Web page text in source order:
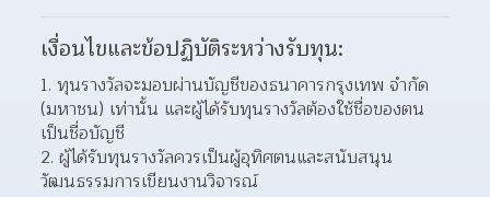
เงื่อนไขและข้อปฏิบัติระหว่างรับทุน:
ทุนรางวัลจะมอบผ่านบัญชีของธนาคารกรุงเทพ จำกัด
(มหาชน) เท่านั้น และผู้ได้รับทุนรางวัลต้องใช้ชื่อของตน
เป็นชื่อบัญชี
ผู้ได้รับทุนรางวัลควรเป็นผู้อุทิศตนและสนับสนุน
วัฒนธรรมการเขียนงานวิจารณ์